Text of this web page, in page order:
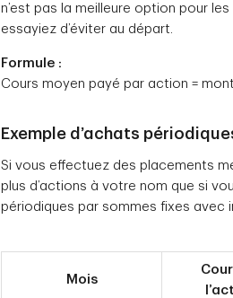
n’est pas la meilleure option pour
essayiez d’éviter au départ.
Formule :
Cours moyen payé par action =
Exemple d’achats
Si vous effectuez des placements
plus d’actions à votre nom que si
périodiques par sommes fixes avec
Mois